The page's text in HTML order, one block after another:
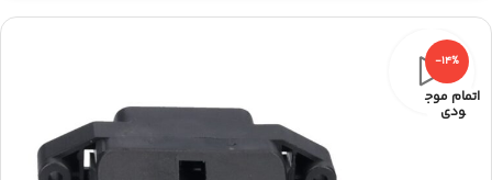
-14%
اتمام موج
ودی